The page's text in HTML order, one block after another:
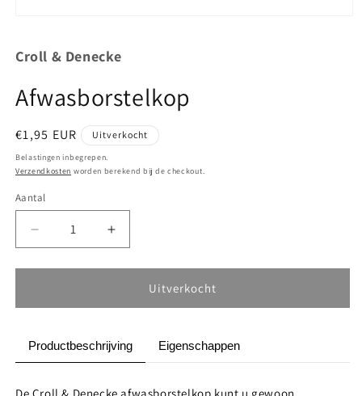
in
Croll & Denecke
Afwasborstelkop
Normale
prijs
€1,95 EUR Uitverkocht
Belastingen inbegrepen.
Verzendkosten worden berekend bij de checkout.
Aantal
Aantal
Aantal
verlagen
voor
Aantal
verhogen
voor
Afwasborstelkop
Uitverkocht
Productbeschrijving Eigenschappen